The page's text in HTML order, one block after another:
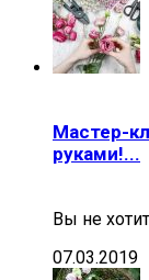
Мастер-
руками!...
Вы не
07.03.2019